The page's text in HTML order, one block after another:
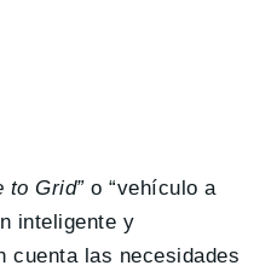
to Grid”o “vehículo a
inteligente y
cuenta las necesidades